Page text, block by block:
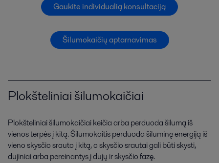
Gaukite individualią konsultaciją
Šilumokaičių aptarnavimas
Plokšteliniai šilumokaičiai
Plokšteliniai šilumokaičiai keičia arba perduoda šilumą iš
vienos terpės į kitą. Šilumokaitis perduoda šiluminę energiją iš
vieno skysčio srauto į kitą, o skysčio srautai gali būti skysti,
dujiniai arba pereinantys į dujų ir skysčio fazę.